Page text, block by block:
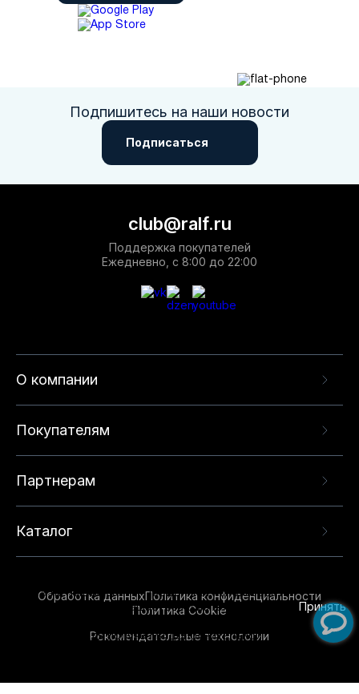
Подпишитесь на наши новости
Подписаться
О компании
Покупателям
Партнерам
Каталог
club@ralf.ru
Поддержка покупателей
Ежедневно, с 8:00 до 22:00
Обработка данныхПолитика конфиденциальности
Политика Cookie
Рекомендательные технологии
опыта на нашем сайте. Продолжая использовать
данный сайт, вы соглашаетесь с использованием
технологий. Для получения дополнительной
Принять